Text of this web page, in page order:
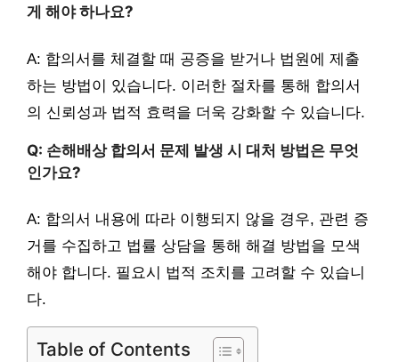
게 해야 하나요?
A: 합의서를 체결할 때 공증을 받거나 법원에 제출
하는 방법이 있습니다. 이러한 절차를 통해 합의서
의 신뢰성과 법적 효력을 더욱 강화할 수 있습니다.
Q: 손해배상 합의서 문제 발생 시 대처 방법은 무엇
인가요?
A: 합의서 내용에 따라 이행되지 않을 경우, 관련 증
거를 수집하고 법률 상담을 통해 해결 방법을 모색
해야 합니다. 필요시 법적 조치를 고려할 수 있습니
다.
Table of Contents